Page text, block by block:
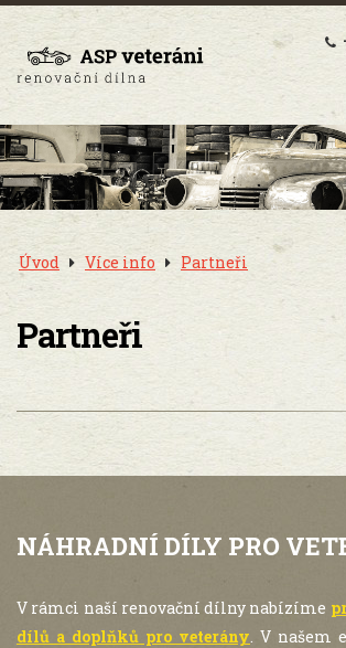
Úvod Více info Partneři
Partneři
NÁHRADNÍ DÍLY PRO
V rámci naší renovační dílny nabízíme
dílů a doplňků pro veterány. V našem